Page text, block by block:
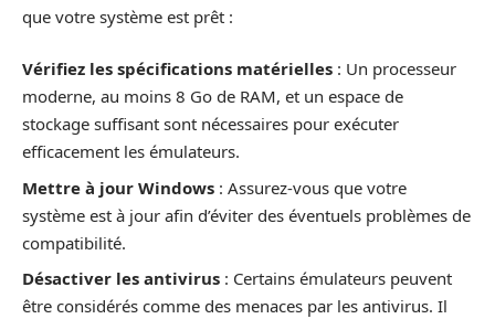
que votre système est prêt :
Vérifiez les spécifications matérielles : Un processeur
moderne, au moins 8 Go de RAM, et un espace de
stockage suffisant sont nécessaires pour exécuter
efficacement les émulateurs.
Mettre à jour Windows : Assurez-vous que votre
système est à jour afin d’éviter des éventuels problèmes de
compatibilité.
Désactiver les antivirus : Certains émulateurs peuvent
être considérés comme des menaces par les antivirus. Il